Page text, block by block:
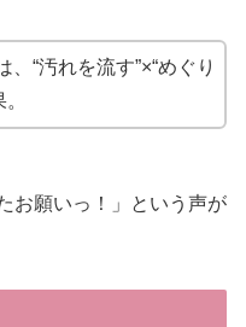
“汚れを流す”×“めぐり
お願いっ！」という声が